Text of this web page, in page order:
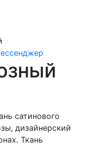
сатинового
дизайнерский
Ткань